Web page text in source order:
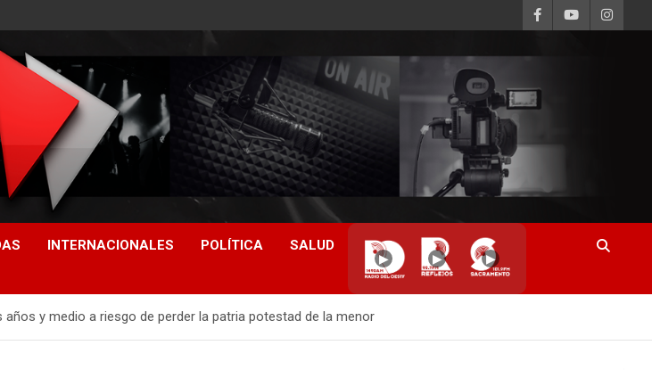
INTERNACIONALES POLÍTICA SALUD
▶ ▶ ▶
y medio a riesgo de perder la patria potestad de la menor